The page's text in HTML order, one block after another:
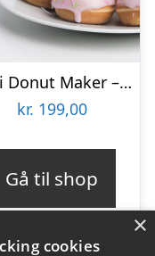
Mini Donut Maker – KitchPro
kr. 199,00
Gå til shop
×
cookies